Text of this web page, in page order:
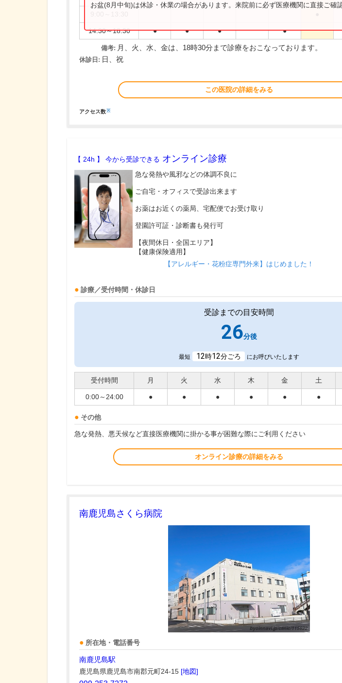
14:30～18:30 ● ● ● ●
お盆(8月中旬)は休診・休業の場合があります。来院前に必ず医療機関に直接ご確
備考: 月、火、水、金は、18時30分まで診療をおこなっております。
休診日: 日、祝
この医院の詳細をみる
アクセス数※
【 24h 】 今から受診できる オンライン診療
急な発熱や風邪などの体調不良に
ご自宅・オフィスで受診出来ます
お薬はお近くの薬局、宅配便でお受け取り
登園許可証・診断書も発行可
【夜間休日・全国エリア】
【健康保険適用】
【アレルギー・花粉症専門外来】はじめました！
診療／受付時間・休診日
受診までの目安時間
26分後
最短 12時12分ごろ にお呼びいたします
受付時間 月 火 水 木 金 土
0:00～24:00 ● ● ● ● ● ●
その他
急な発熱、悪天候など直接医療機関に掛かる事が困難な際にご利用ください
オンライン診療の詳細をみる
南鹿児島さくら病院
所在地・電話番号
南鹿児島駅
鹿児島県鹿児島市南郡元町24-15 [地図]